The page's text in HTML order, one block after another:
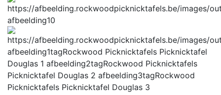
afbeelding10
afbeelding1tagRockwood Picknicktafels Picknicktafel
Douglas 1 afbeelding2tagRockwood Picknicktafels
Picknicktafel Douglas 2 afbeelding3tagRockwood
Picknicktafels Picknicktafel Douglas 3